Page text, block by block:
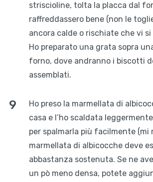
striscioline, tolta la placca dal
raffreddassero bene (non le
ancora calde o rischiate che vi
Ho preparato una grata sopra
forno, dove andranno i biscotti
assemblati.
Ho preso la marmellata di
casa e l’ho scaldata
per spalmarla più facilmente (mi
marmellata di albicocche deve
abbastanza sostenuta. Se ne
un pò meno densa, potete